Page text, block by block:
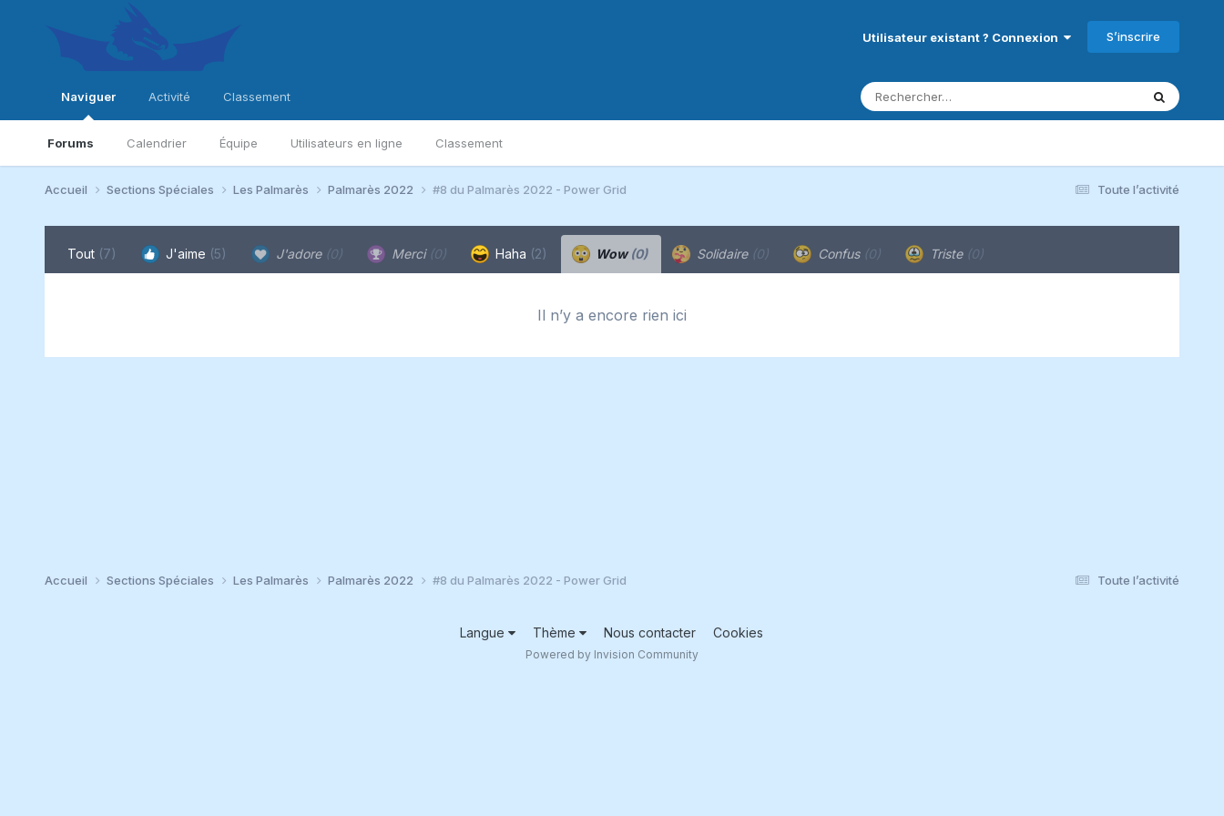
Utilisateur existant ? Connexion S’inscrire
Naviguer
Forums Calendrier Équipe Utilisateurs en ligne Classement
Activité Classement
Toute l’activité
Accueil Sections Spéciales Les Palmarès Palmarès 2022 #8 du Palmarès 2022 - Power Grid
Tout (7) J'aime (5) J'adore (0) Merci (0) Haha (2) Wow(0) Solidaire (0) Confus (0) Triste (0)
Il n’y a encore rien ici
Toute l’activité
Accueil Sections Spéciales Les Palmarès Palmarès 2022 #8 du Palmarès 2022 - Power Grid
Langue Thème Nous contacter Cookies
Powered by Invision Community